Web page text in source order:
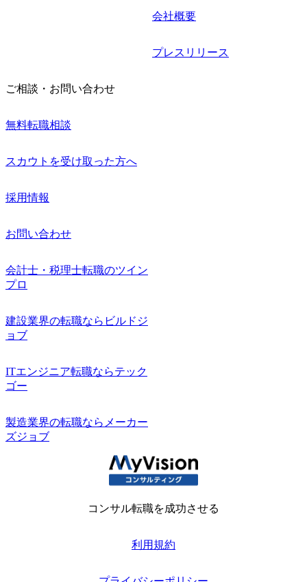
会社概要
プレスリリース
ご相談・お問い合わせ
無料転職相談
スカウトを受け取った方へ
採用情報
お問い合わせ
会計士・税理士転職のツイン
プロ
建設業界の転職ならビルドジ
ョブ
ITエンジニア転職ならテック
ゴー
製造業界の転職ならメーカー
ズジョブ
コンサル転職を成功させる
利用規約